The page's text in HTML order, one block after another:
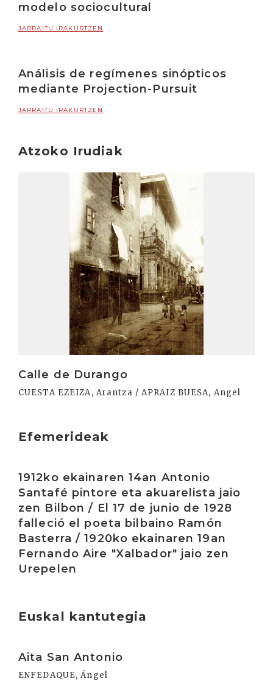
modelo sociocultural
JARRAITU IRAKURTZEN
Análisis de regímenes sinópticos
mediante Projection-Pursuit
JARRAITU IRAKURTZEN
Atzoko Irudiak
Calle de Durango
CUESTA EZEIZA, Arantza / APRAIZ BUESA, Angel
Efemerideak
1912ko ekainaren 14an Antonio
Santafé pintore eta akuarelista jaio
zen Bilbon / El 17 de junio de 1928
falleció el poeta bilbaino Ramón
Basterra / 1920ko ekainaren 19an
Fernando Aire "Xalbador" jaio zen
Urepelen
Euskal kantutegia
Aita San Antonio
ENFEDAQUE, Ángel